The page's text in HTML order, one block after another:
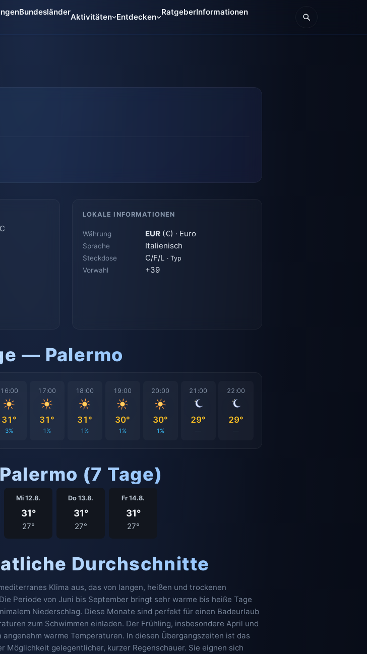
Bundesländer
Aktivitäten Entdecken
RatgeberInformationen
LOKALE INFORMATIONEN
Währung EUR (€) · Euro
Sprache Italienisch
Steckdose C/F/L · Typ
Vorwahl +39
— Palermo
16:00
31°
3%
17:00
31°
1%
18:00
31°
1%
19:00
30°
1%
20:00
30°
1%
21:00
29°
—
22:00
29°
—
(7 Tage)
Mi 12.8.
31°
27°
Do 13.8.
31°
27°
Fr 14.8.
31°
27°
Durchschnitte
Klima aus, das von langen, heißen und trockenen
Periode von Juni bis September bringt sehr warme bis heiße Tage
Niederschlag. Diese Monate sind perfekt für einen Badeurlaub
zum Schwimmen einladen. Der Frühling, insbesondere April und
warme Temperaturen. In diesen Übergangszeiten ist das
Möglichkeit gelegentlicher, kurzer Regenschauer. Sie eignen sich